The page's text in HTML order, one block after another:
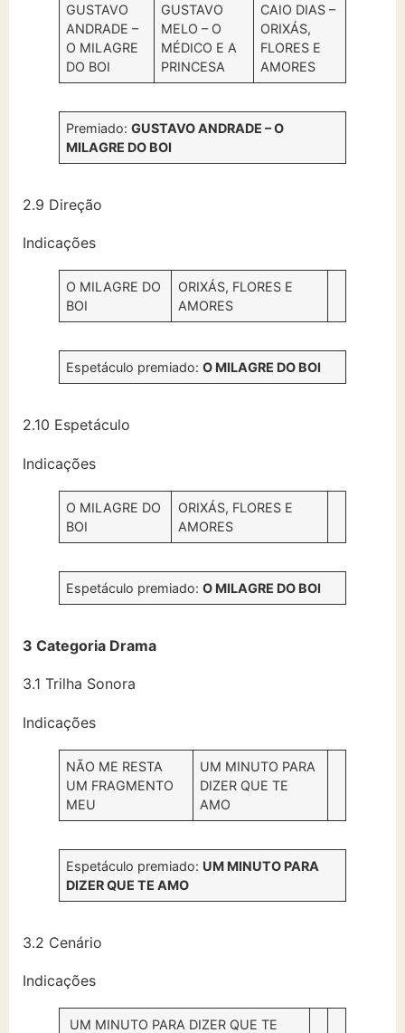
GUSTAVO
ANDRADE –
O MILAGRE
DO BOI
GUSTAVO
MELO – O
MÉDICO E A
PRINCESA
CAIO DIAS –
ORIXÁS,
FLORES E
AMORES
Premiado:GUSTAVO ANDRADE – O
MILAGRE DO BOI
2.9 Direção
Indicações
O MILAGRE DO
BOI
ORIXÁS, FLORES E
AMORES
Espetáculo premiado:O MILAGRE DO BOI
2.10 Espetáculo
Indicações
O MILAGRE DO
BOI
ORIXÁS, FLORES E
AMORES
Espetáculo premiado:O MILAGRE DO BOI
3 Categoria Drama
3.1 Trilha Sonora
Indicações
NÃO ME RESTA
UM FRAGMENTO
MEU
UM MINUTO PARA
DIZER QUE TE
AMO
Espetáculo premiado: UM MINUTO PARA
DIZER QUE TE AMO
3.2 Cenário
Indicações
UM MINUTO PARA DIZER QUE TE